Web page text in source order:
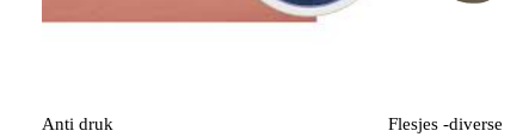
Anti druk
Flesjes -diverse